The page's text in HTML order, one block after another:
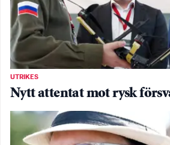
UTRIKES
Nytt attentat mot rysk